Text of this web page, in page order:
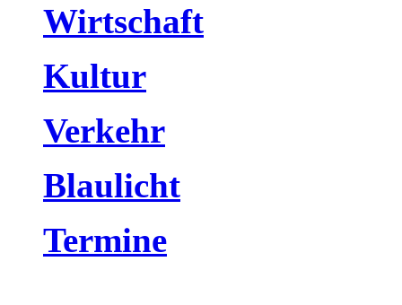
Wirtschaft
Kultur
Verkehr
Blaulicht
Termine